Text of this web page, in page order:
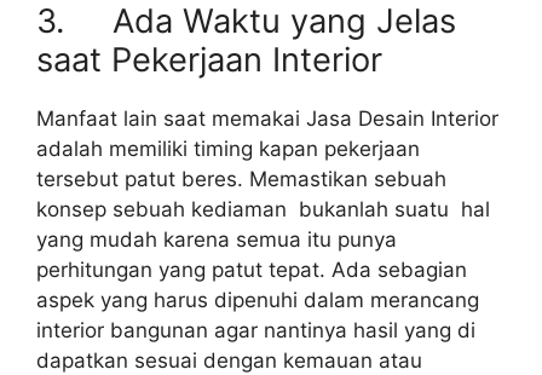
3. Ada Waktu yang Jelas
saat Pekerjaan Interior
Manfaat lain saat memakai Jasa Desain Interior
adalah memiliki timing kapan pekerjaan
tersebut patut beres. Memastikan sebuah
konsep sebuah kediaman bukanlah suatu hal
yang mudah karena semua itu punya
perhitungan yang patut tepat. Ada sebagian
aspek yang harus dipenuhi dalam merancang
interior bangunan agar nantinya hasil yang di
dapatkan sesuai dengan kemauan atau